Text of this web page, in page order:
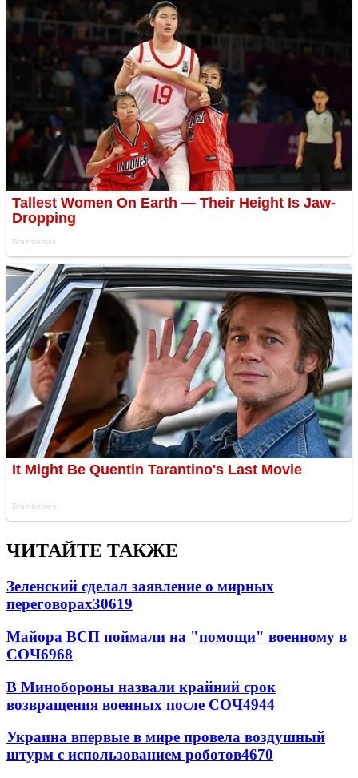
ЧИТАЙТЕ ТАКЖЕ
Зеленский сделал заявление о мирных
переговорах30619
Майора ВСП поймали на "помощи" военному в
СОЧ6968
В Минобороны назвали крайний срок
возвращения военных после СОЧ4944
Украина впервые в мире провела воздушный
штурм с использованием роботов4670